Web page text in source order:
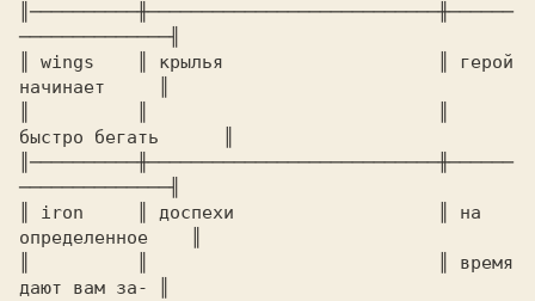
║──────────╫───────────────────────────╫──────
──────────────╢
║ wings    ║ крылья                    ║ герой
начинает     ║
быстро бегать      ║
║──────────╫───────────────────────────╫──────
──────────────╢
║ iron     ║ доспехи                   ║ на
║          ║                           ║ время
дают вам за- ║